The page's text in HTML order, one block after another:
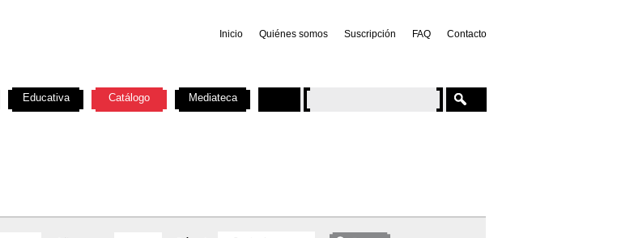
Inicio Quiénes somos Suscripción FAQ Contacto
Educativa Catálogo Mediateca